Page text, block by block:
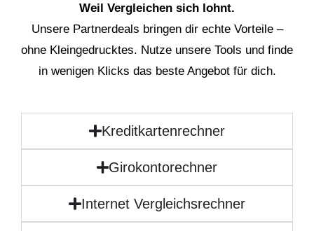
Weil Vergleichen sich lohnt.
Unsere Partnerdeals bringen dir echte Vorteile –
ohne Kleingedrucktes. Nutze unsere Tools und finde
in wenigen Klicks das beste Angebot für dich.
Kreditkartenrechner
Girokontorechner
Internet Vergleichsrechner